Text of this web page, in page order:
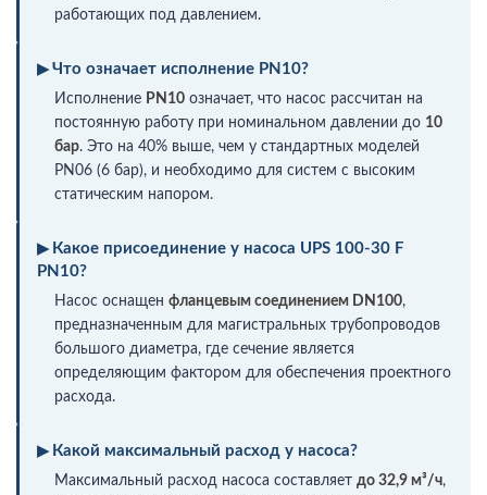
работающих под давлением.
Что означает исполнение PN10?
Исполнение PN10 означает, что насос рассчитан на
постоянную работу при номинальном давлении до 10
бар. Это на 40% выше, чем у стандартных моделей
PN06 (6 бар), и необходимо для систем с высоким
статическим напором.
Какое присоединение у насоса UPS 100-30 F
PN10?
Насос оснащен фланцевым соединением DN100,
предназначенным для магистральных трубопроводов
большого диаметра, где сечение является
определяющим фактором для обеспечения проектного
расхода.
Какой максимальный расход у насоса?
Максимальный расход насоса составляет до 32,9 м³/ч,